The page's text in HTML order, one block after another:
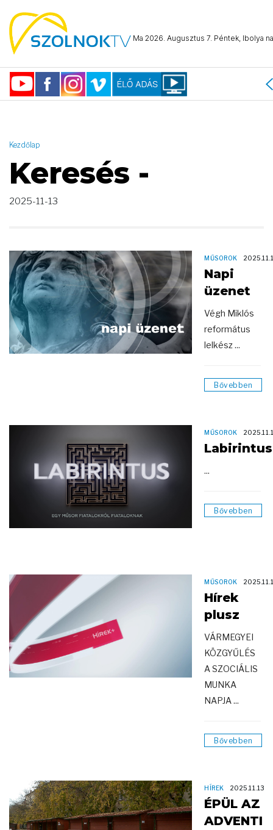
Ma 2026. Augusztus 7. Péntek, Ibolya
"2025-11-13 23:59:59" )
Kezdőlap
Keresés -
2025-11-13
MŰSOROK
Napi
üzenet
Végh Miklós
református
lelkész ...
Bővebben
MŰSOROK
Labirintus
...
Bővebben
MŰSOROK
Hírek
plusz
VÁRMEGYEI
KÖZGYŰLÉS
A SZOCIÁLIS
MUNKA
NAPJA ...
Bővebben
HÍREK 2025.11.13
ÉPÜL AZ
ADVENTI